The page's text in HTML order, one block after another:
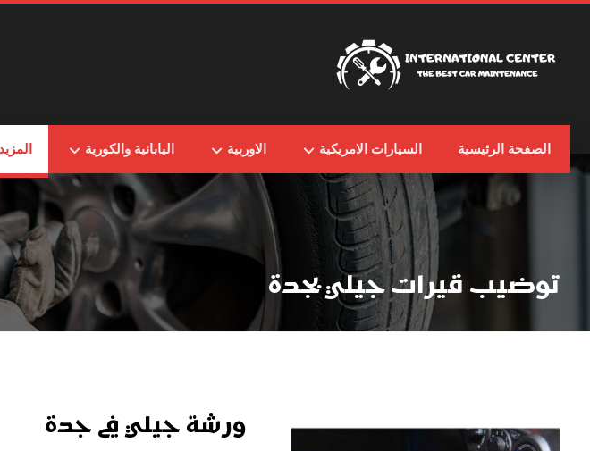
الصفحة الرئيسية السيارات الامريكية الاوربية اليابانية والكورية المزيد
توضيب قيرات جيلي بجدة
ورشة جيلي في جدة